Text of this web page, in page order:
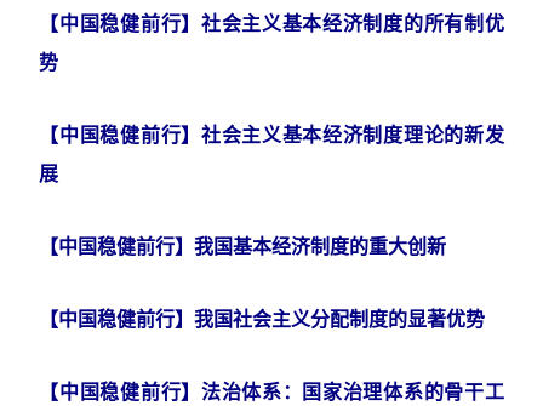
【中国稳健前行】社会主义基本经济制度的所有制优
势
【中国稳健前行】社会主义基本经济制度理论的新发
展
【中国稳健前行】我国基本经济制度的重大创新
【中国稳健前行】我国社会主义分配制度的显著优势
【中国稳健前行】法治体系：国家治理体系的骨干工